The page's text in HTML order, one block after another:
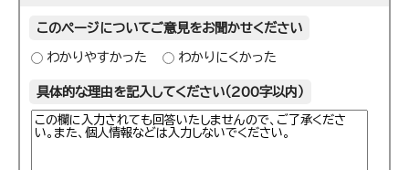
このページについてご意見をお聞かせください
わかりやすかった わかりにくかった
具体的な理由を記入してください（200字以内）